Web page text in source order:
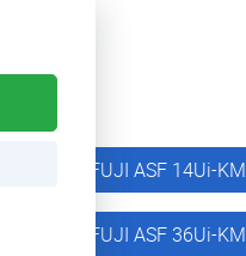
Aircon FUJI ASF 14Ui-KM
Aircon FUJI ASF 36Ui-KM